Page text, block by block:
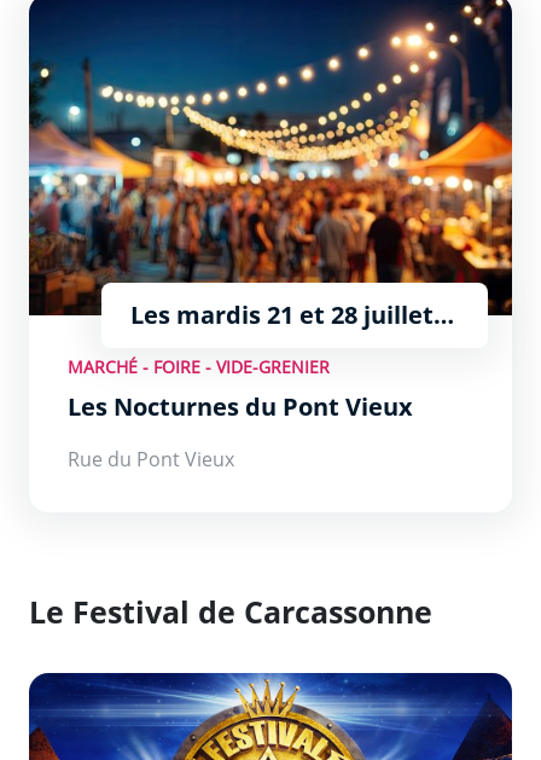
Les Nocturnes du Pont Vieux
Les mardis 21 et 28 juillet,
4, 11, et 18 août de 18h à
MARCHÉ - FOIRE - VIDE-GRENIER
Les Nocturnes du Pont Vieux
Rue du Pont Vieux
Le Festival de Carcassonne